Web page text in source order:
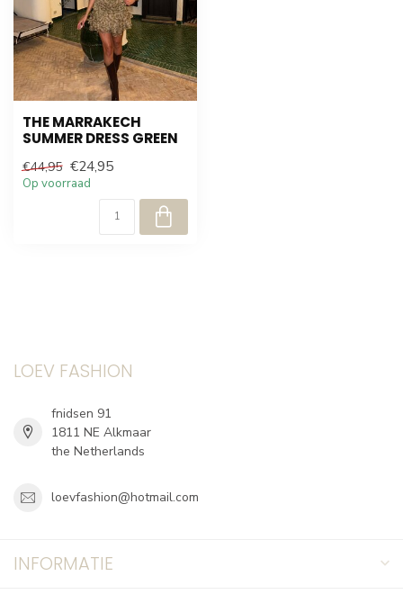
THE MARRAKECH
SUMMER DRESS GREEN
€44,95 €24,95
Op voorraad
LOEV FASHION
fnidsen 91
1811 NE Alkmaar
the Netherlands
loevfashion@hotmail.com
INFORMATIE